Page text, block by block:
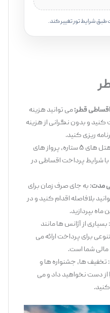
تور تغییر کند.
قطر:می ‌توانید هزینه
بدون نگرانی از هزینه
کنید.
: هتل‌ های ۵ ستاره، پرواز های
پرداخت اقساطی در
: به‌ جای صرف زمان برای
اقدام کنید و در
از آژانس ‌ها مانند
پرداخت ارائه می
است.
‌ها، جشنواره‌ ها و
نخواهید داد و می